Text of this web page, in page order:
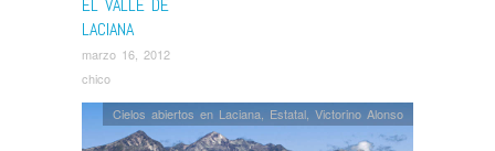
EL VALLE DE
LACIANA
marzo 16, 2012
chico
Cielos abiertos en Laciana Estatal,Victorino Alonso